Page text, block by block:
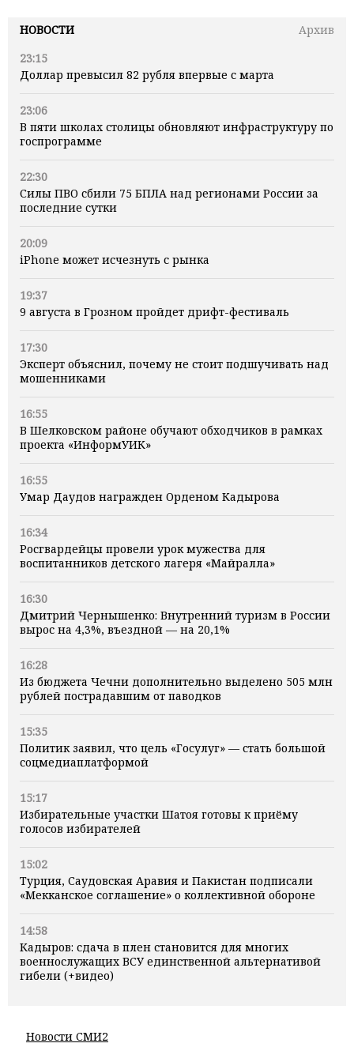
НОВОСТИ
Архив
23:15
Доллар превысил 82 рубля впервые с марта
23:06
В пяти школах столицы обновляют инфраструктуру по
госпрограмме
22:30
Силы ПВО сбили 75 БПЛА над регионами России за
последние сутки
20:09
iPhone может исчезнуть с рынка
19:37
9 августа в Грозном пройдет дрифт-фестиваль
17:30
Эксперт объяснил, почему не стоит подшучивать над
мошенниками
16:55
В Шелковском районе обучают обходчиков в рамках
проекта «ИнформУИК»
16:55
Умар Даудов награжден Орденом Кадырова
16:34
Росгвардейцы провели урок мужества для
воспитанников детского лагеря «Майралла»
16:30
Дмитрий Чернышенко: Внутренний туризм в России
вырос на 4,3%, въездной — на 20,1%
16:28
Из бюджета Чечни дополнительно выделено 505 млн
рублей пострадавшим от паводков
15:35
Политик заявил, что цель «Госулуг» — стать большой
соцмедиаплатформой
15:17
Избирательные участки Шатоя готовы к приёму
голосов избирателей
15:02
Турция, Саудовская Аравия и Пакистан подписали
«Мекканское соглашение» о коллективной обороне
14:58
Кадыров: сдача в плен становится для многих
военнослужащих ВСУ единственной альтернативой
гибели (+видео)
Новости СМИ2